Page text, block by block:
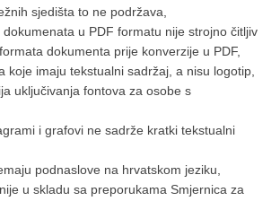
sjedišta to ne podržava,
dokumenata u PDF formatu nije strojno čitljiv
dokumenta prije konverzije u PDF,
koje imaju tekstualni sadržaj, a nisu logotip,
uključivanja fontova za osobe s
i grafovi ne sadrže kratki tekstualni
podnaslove na hrvatskom jeziku,
u skladu sa preporukama Smjernica za